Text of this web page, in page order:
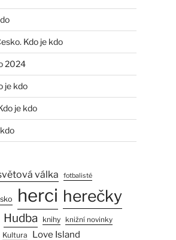
Kdo je kdo
2024
je kdo
je kdo
válka fotbalisté
herci herečky
Hudba knihy knižní novinky
Kultura Love Island